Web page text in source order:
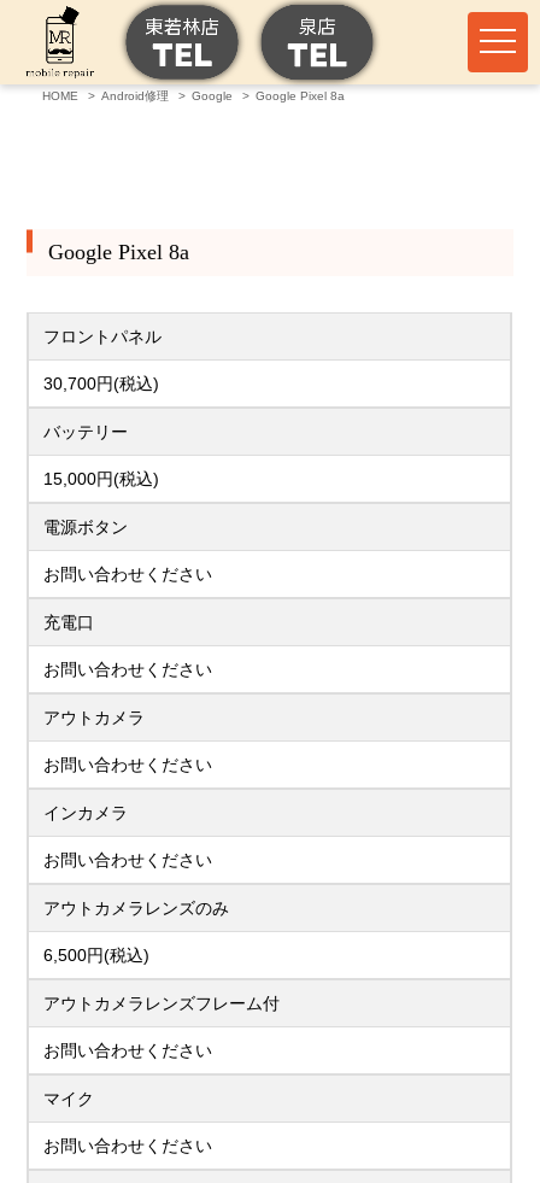
HOME Android修理 Google Google Pixel 8a
Google Pixel 8a
フロントパネル
30,700円(税込)
バッテリー
15,000円(税込)
電源ボタン
お問い合わせください
充電口
お問い合わせください
アウトカメラ
お問い合わせください
インカメラ
お問い合わせください
アウトカメラレンズのみ
6,500円(税込)
アウトカメラレンズフレーム付
お問い合わせください
マイク
お問い合わせください